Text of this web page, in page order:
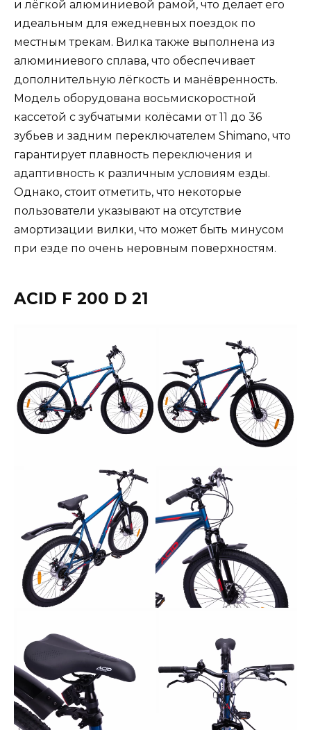
и лёгкой алюминиевой рамой, что делает его
идеальным для ежедневных поездок по
местным трекам. Вилка также выполнена из
алюминиевого сплава, что обеспечивает
дополнительную лёгкость и манёвренность.
Модель оборудована восьмискоростной
кассетой с зубчатыми колёсами от 11 до 36
зубьев и задним переключателем Shimano, что
гарантирует плавность переключения и
адаптивность к различным условиям езды.
Однако, стоит отметить, что некоторые
пользователи указывают на отсутствие
амортизации вилки, что может быть минусом
при езде по очень неровным поверхностям.
ACID F 200 D 21